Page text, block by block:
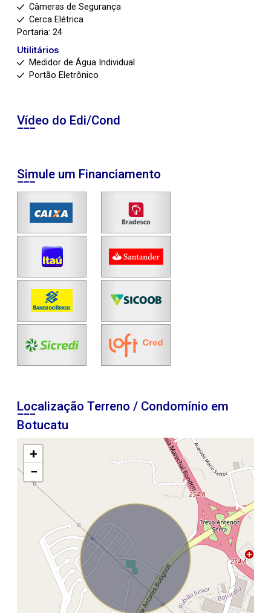
Câmeras de Segurança
Cerca Elétrica
Portaria: 24
Utilitários
Medidor de Água Individual
Portão Eletrônico
Vídeo do Edi/Cond
Simule um Financiamento
Localização Terreno / Condomínio em
Botucatu
+
−